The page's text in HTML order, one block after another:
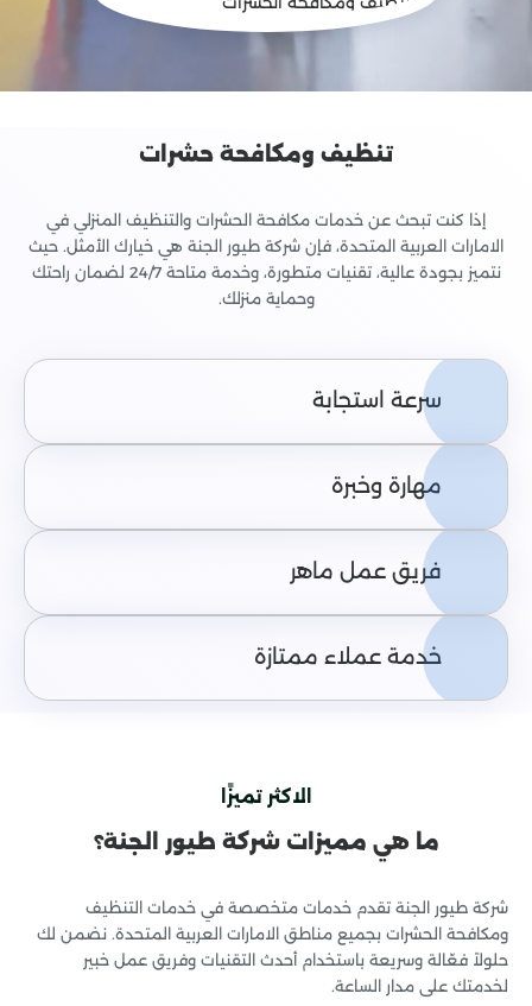
تنظيف ومكافحة حشرات
إذا كنت تبحث عن خدمات مكافحة الحشرات والتنظيف المنزلي في
الامارات العربية المتحدة، فإن شركة طيور الجنة هي خيارك الأمثل. حيث
نتميز بجودة عالية، تقنيات متطورة، وخدمة متاحة 24/7 لضمان راحتك
وحماية منزلك.
سرعة استجابة
مهارة وخبرة
فريق عمل ماهر
خدمة عملاء ممتازة
الاكثر تميزًا
ما هي مميزات شركة طيور الجنة؟
شركة طيور الجنة تقدم خدمات متخصصة في خدمات التنظيف
ومكافحة الحشرات بجميع مناطق الامارات العربية المتحدة. نضمن لك
حلولاً فعّالة وسريعة باستخدام أحدث التقنيات وفريق عمل خبير
لخدمتك على مدار الساعة.